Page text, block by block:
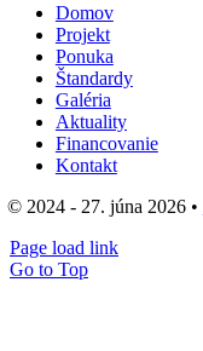
Domov
Projekt
Ponuka
Štandardy
Galéria
Aktuality
Financovanie
Kontakt
© 2024 - 27. júna 2026 •
Page load link
Go to Top